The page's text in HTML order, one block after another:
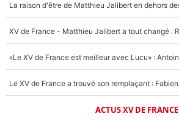
ACTUS XV DE FRANCE